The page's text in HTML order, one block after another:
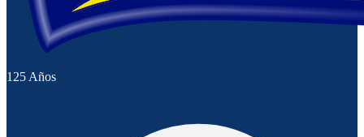
125 Años